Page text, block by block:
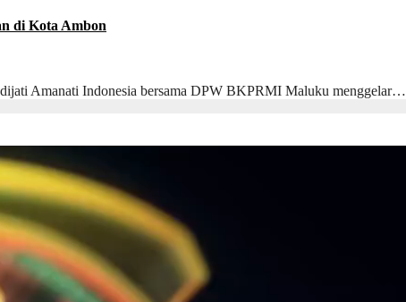
di Kota Ambon
Amanati Indonesia bersama DPW BKPRMI Maluku menggelar…